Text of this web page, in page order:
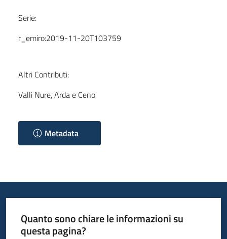
Serie:
r_emiro:2019-11-20T103759
Altri Contributi:
Valli Nure, Arda e Ceno
Metadata
Quanto sono chiare le informazioni su
questa pagina?